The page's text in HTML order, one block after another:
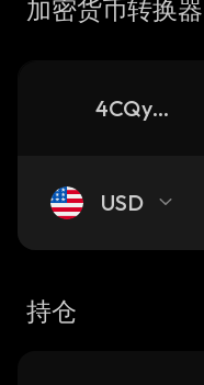
加密货币转换器
4CQym2xP45NSEqeDxgg9yd3EdKnAKXN7W9g8d94ex3kA_solana
USD
持仓